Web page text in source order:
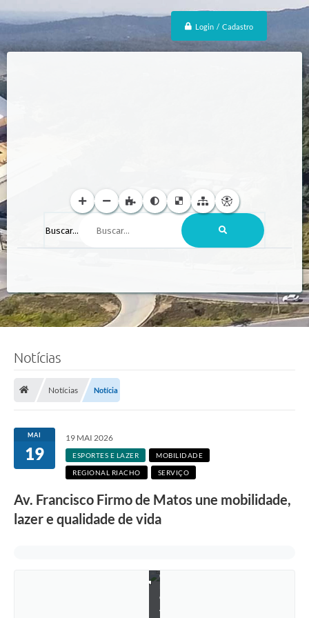
Login / Cadastro
Buscar...
Notícias
Notícias Notícia
MAI
19
19 MAI 2026
ESPORTES E LAZER MOBILIDADE
REGIONAL RIACHO SERVIÇO
Av. Francisco Firmo de Matos une mobilidade,
lazer e qualidade de vida
F
o
t
:
J
o
d
o
A